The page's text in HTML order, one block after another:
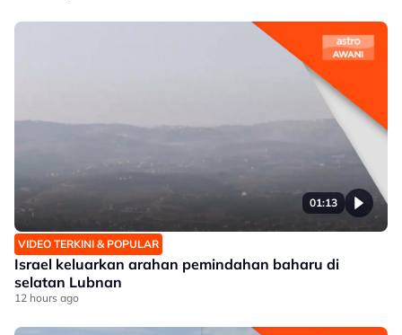
01:13
VIDEO TERKINI & POPULAR
Israel keluarkan arahan pemindahan baharu di
selatan Lubnan
12 hours ago